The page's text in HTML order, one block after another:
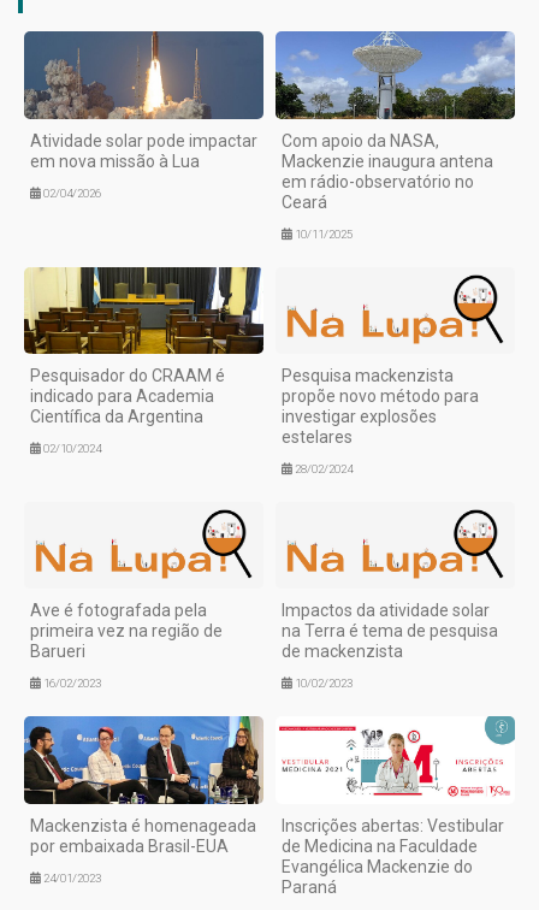
Atividade solar pode impactar
em nova missão à Lua
02/04/2026
Com apoio da NASA,
Mackenzie inaugura antena
em rádio-observatório no
Ceará
10/11/2025
Pesquisador do CRAAM é
indicado para Academia
Científica da Argentina
02/10/2024
Pesquisa mackenzista
propõe novo método para
investigar explosões
estelares
28/02/2024
Ave é fotografada pela
primeira vez na região de
Barueri
16/02/2023
Impactos da atividade solar
na Terra é tema de pesquisa
de mackenzista
10/02/2023
Mackenzista é homenageada
por embaixada Brasil-EUA
24/01/2023
Inscrições abertas: Vestibular
de Medicina na Faculdade
Evangélica Mackenzie do
Paraná